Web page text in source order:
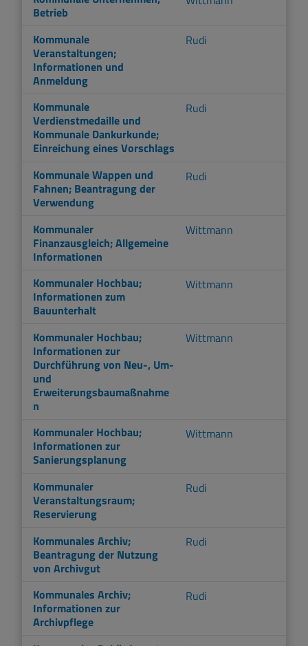
Betrieb
Kommunale
Veranstaltungen;
Informationen und
Anmeldung
Rudi
Kommunale
Verdienstmedaille und
Kommunale Dankurkunde;
Einreichung eines Vorschlags
Rudi
Kommunale Wappen und
Fahnen; Beantragung der
Verwendung
Rudi
Kommunaler
Finanzausgleich; Allgemeine
Informationen
Wittmann
Kommunaler Hochbau;
Informationen zum
Bauunterhalt
Wittmann
Kommunaler Hochbau;
Informationen zur
Durchführung von Neu-, Um-
und
Erweiterungsbaumaßnahme
n
Wittmann
Kommunaler Hochbau;
Informationen zur
Sanierungsplanung
Wittmann
Kommunaler
Veranstaltungsraum;
Reservierung
Rudi
Kommunales Archiv;
Beantragung der Nutzung
von Archivgut
Rudi
Kommunales Archiv;
Informationen zur
Archivpflege
Rudi